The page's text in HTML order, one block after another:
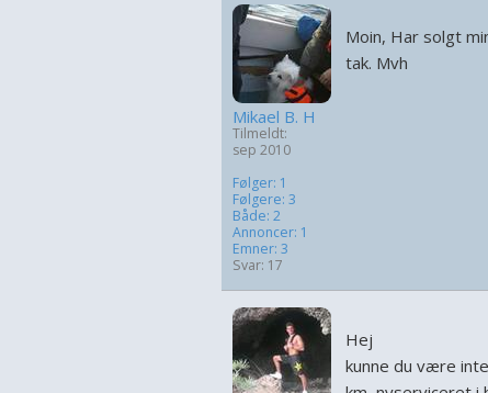
Mikael B. H
Tilmeldt:
sep 2010
Følger: 1
Følgere: 3
Både: 2
Annoncer: 1
Emner: 3
Svar: 17
Moin, Har solgt
tak. Mvh
Hej
kunne du være